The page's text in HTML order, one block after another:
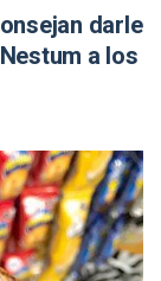
darle
a los